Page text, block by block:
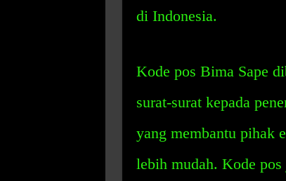
di Indonesia.
Kode pos Bima Sape
surat-surat kepada
yang membantu pihak
lebih mudah. Kode